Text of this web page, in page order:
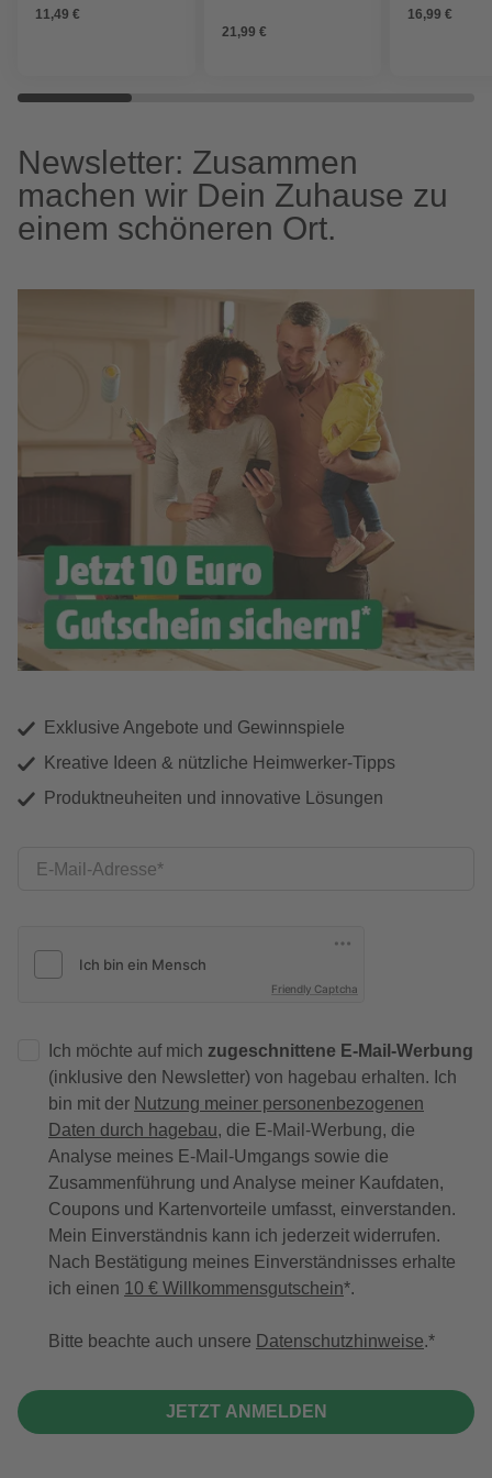
11,49 €
Schneckengewinde,
21,99 €
16,99 €
Newsletter: Zusammen
machen wir Dein Zuhause zu
einem schöneren Ort.
Exklusive Angebote und Gewinnspiele
Kreative Ideen & nützliche Heimwerker-Tipps
Produktneuheiten und innovative Lösungen
E-Mail-Adresse
Friendly Captcha
Ich möchte auf mich zugeschnittene E-Mail-Werbung
(inklusive den Newsletter) von hagebau erhalten. Ich
bin mit der Nutzung meiner personenbezogenen
Daten durch hagebau, die E-Mail-Werbung, die
Analyse meines E-Mail-Umgangs sowie die
Zusammenführung und Analyse meiner Kaufdaten,
Coupons und Kartenvorteile umfasst, einverstanden.
Mein Einverständnis kann ich jederzeit widerrufen.
Nach Bestätigung meines Einverständnisses erhalte
ich einen 10 € Willkommensgutschein*.
Bitte beachte auch unsere Datenschutzhinweise.
JETZT ANMELDEN